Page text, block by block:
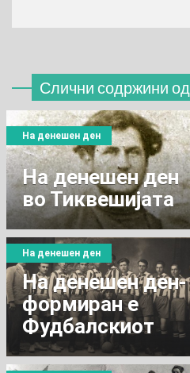
Слични содржини од
На денешен ден
во Тиквешијата
На денешен ден
На денешен ден-
формиран e
Фудбалскиот
клуб “Победа“.
На денешен ден